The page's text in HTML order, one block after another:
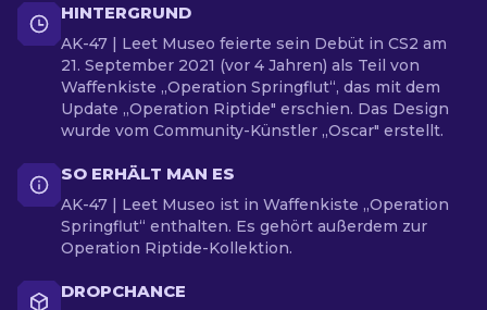
HINTERGRUND
AK-47 | Leet Museo feierte sein Debüt in CS2 am
21. September 2021 (vor 4 Jahren) als Teil von
Waffenkiste „Operation Springflut“, das mit dem
Update „Operation Riptide" erschien. Das Design
wurde vom Community-Künstler „Oscar" erstellt.
SO ERHÄLT MAN ES
AK-47 | Leet Museo ist in Waffenkiste „Operation
Springflut“ enthalten. Es gehört außerdem zur
Operation Riptide-Kollektion.
DROPCHANCE